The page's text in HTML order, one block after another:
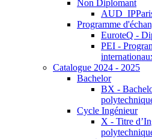
Non Diplomant
Programme
EuroteQ -
PEI -
Catalogue 2024 - 2025
Bachelor
BX -
Cycle Ingénieur
X - Titre